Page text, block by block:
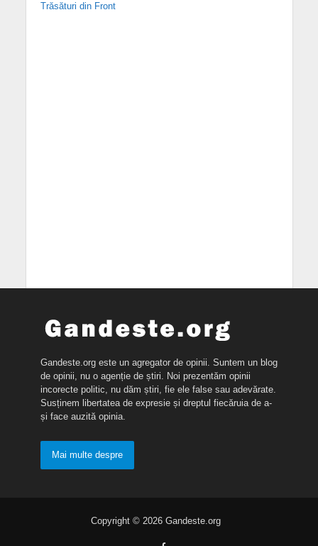
Trăsături din Front
Gandeste.org este un agregator de opinii. Suntem un blog
de opinii, nu o agenție de știri. Noi prezentăm opinii
incorecte politic, nu dăm știri, fie ele false sau adevărate.
Susținem libertatea de expresie și dreptul fiecăruia de a-
și face auzită opinia.
Mai multe despre
Copyright © 2026 Gandeste.org